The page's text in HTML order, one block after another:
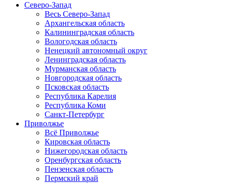
Северо-Запад
Весь Северо-Запад
Архангельская область
Калининградская область
Вологодская область
Ненецкий автономный округ
Ленинградская область
Мурманская область
Новгородская область
Псковская область
Республика Карелия
Республика Коми
Санкт-Петербург
Приволжье
Всё Приволжье
Кировская область
Нижегородская область
Оренбургская область
Пензенская область
Пермский край